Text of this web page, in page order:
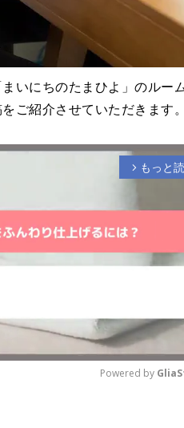
いにちのたまひよ」のルー
ご紹介させていただきます。
arrow_forward_ios もっと
Powered by